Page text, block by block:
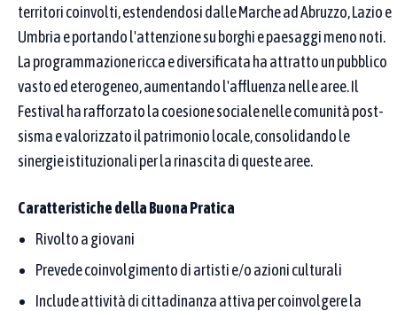
più di una, compaiono le pratiche legate ad almeno una di esse.
Per restringere ulteriormente, aggiungi parole chiave nei campi
sopra (denominazione o proponente): l’elenco mostra solo le
pratiche che rispettano sia il testo sia l’area.
Seleziona un'area tematica…
Affina la ricerca
Fai clic su una regione per scoprire la distribuzione
geografica delle Buone Pratiche (per Regione del
territori coinvolti, estendendosi dalle Marche ad Abruzzo, Lazio e
Umbria e portando l'attenzione su borghi e paesaggi meno noti.
La programmazione ricca e diversificata ha attratto un pubblico
vasto ed eterogeneo, aumentando l'affluenza nelle aree. Il
Festival ha rafforzato la coesione sociale nelle comunità post-
sisma e valorizzato il patrimonio locale, consolidando le
sinergie istituzionali per la rinascita di queste aree.
Caratteristiche della Buona Pratica
Rivolto a giovani
Prevede coinvolgimento di artisti e/o azioni culturali
Include attività di cittadinanza attiva per coinvolgere la